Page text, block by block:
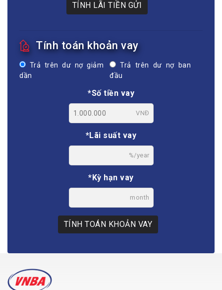
TÍNH LÃI TIỀN GỬI
Tính toán khoản vay
Trả trên dư nợ giảm
dần
Trả trên dư nợ ban
đầu
*Số tiền vay
VNĐ
*Lãi suất vay
%/year
*Kỳ hạn vay
month
TÍNH TOÁN KHOẢN VAY